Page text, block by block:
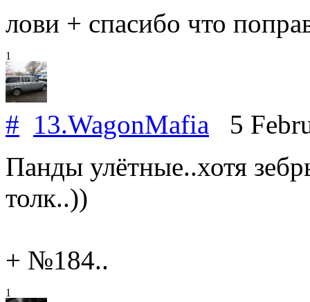
лови + спасибо что
1
# 13.WagonMafia 5
Панды улётные..хотя
толк..))
+ №184..
1